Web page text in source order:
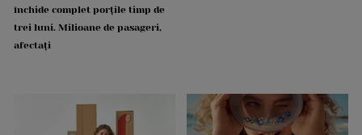
închide complet porțile timp de
trei luni. Milioane de pasageri,
afectați